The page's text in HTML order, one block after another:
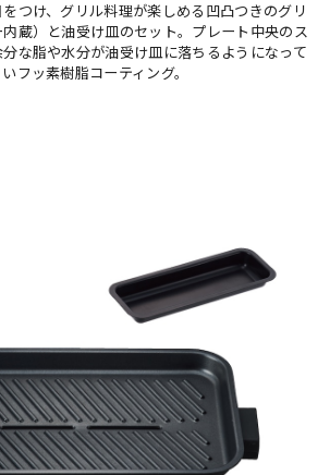
つけ、グリル料理が楽しめる凹凸つきのグリ
蔵）と油受け皿のセット。プレート中央のス
な脂や水分が油受け皿に落ちるようになって
フッ素樹脂コーティング。